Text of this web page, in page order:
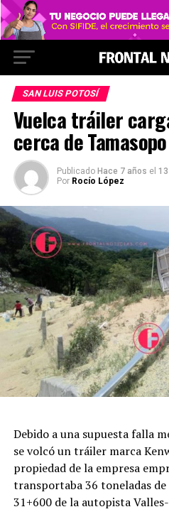
SAN LUIS POTOSÍ
Vuelca tráiler
cerca de Tamasopo
Publicado Hace 7 años el
Por Rocío López
Debido a una supuesta falla
se volcó un tráiler marca
propiedad de la empresa
transportaba 36 toneladas
31+600 de la autopista